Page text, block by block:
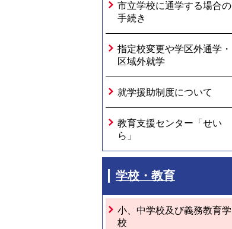
市立学校に通学する場合の
手続き
指定校変更や学区外通学・
区域外就学
就学援助制度について
教育支援センター「せい
ら」
学校・教育
小、中学校及び義務教育学
校